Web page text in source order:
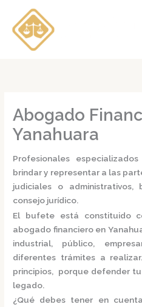
contenido
Abogado
Yanahuara
Profesionales
brindar y representar a las
judiciales o administrativos,
consejo jurídico.
El bufete está constituido
abogado financiero en
industrial, público,
diferentes trámites a
principios, porque defender
legado.
¿Qué debes tener en